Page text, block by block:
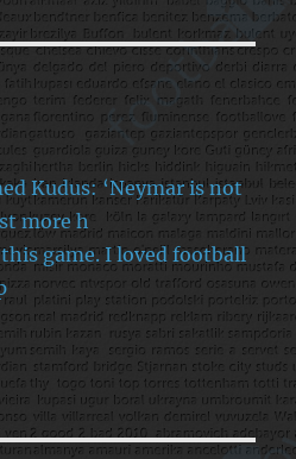
Kudus: ‘Neymar is not
more h
this game. I loved football